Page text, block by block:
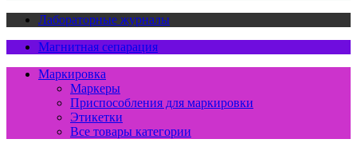
Лабораторные журналы
Магнитная сепарация
Маркировка
Маркеры
Приспособления для маркировки
Этикетки
Все товары категории